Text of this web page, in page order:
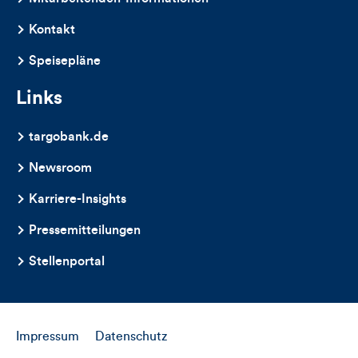
Artikels
Kontakt
Speisepläne
Links
targobank.de
Newsroom
Karriere-Insights
Pressemitteilungen
Stellenportal
Impressum Datenschutz